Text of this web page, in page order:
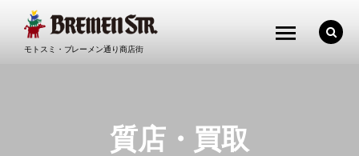
モトスミ・ブレーメン通り商店街
質店・買取